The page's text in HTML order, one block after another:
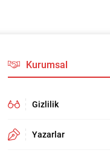
Kurumsal
Gizlilik
Yazarlar